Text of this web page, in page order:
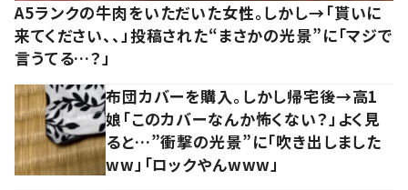
A5ランクの牛肉をいただいた女性。しかし→「貰いに
来てください、、」投稿された“まさかの光景”に「マジで
言うてる…？」
布団カバーを購入。しかし帰宅後→高1
娘「このカバーなんか怖くない？」よく見
ると…”衝撃の光景”に「吹き出しました
ww」「ロックやんwww」